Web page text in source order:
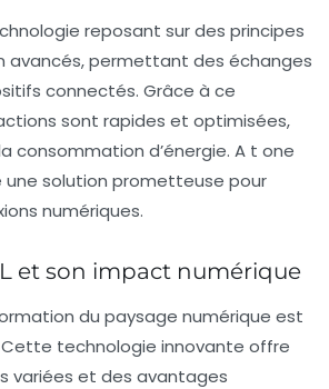
reposant sur des principes
avancés, permettant des échanges
connectés. Grâce à ce
sont rapides et optimisées,
consommation d’énergie. A t one
une solution prometteuse pour
numériques.
et son impact numérique
du paysage numérique est
technologie innovante offre
variées et des avantages